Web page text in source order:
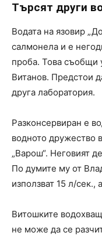
Търсят други
Водата на язовир
салмонела и е
проба. Това съобщи
Витанов. Предстои
друга лаборатория.
Разконсервиран е
водното дружество
„Варош“. Неговият
По думите му от
използват 15 л/
Витошките
не може да се